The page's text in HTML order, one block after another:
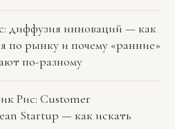
диффузия инноваций — как
по рынку и почему «ранние»
по-разному
Рис: Customer
Startup — как искать